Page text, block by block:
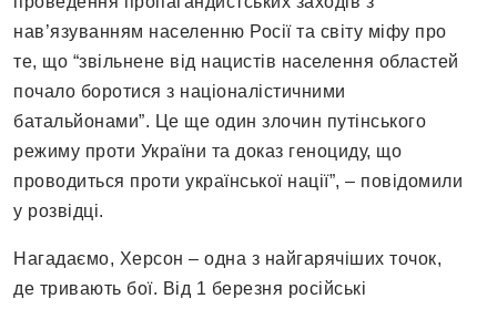
нав’язуванням населенню Росії та світу міфу про
те, що “звільнене від нацистів населення областей
почало боротися з націоналістичними
батальйонами”. Це ще один злочин путінського
режиму проти України та доказ геноциду, що
проводиться проти української нації”, – повідомили
у розвідці.
Нагадаємо, Херсон – одна з найгарячіших точок,
де тривають бої. Від 1 березня російські